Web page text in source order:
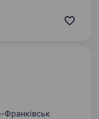
естетичний смак
Франківськ